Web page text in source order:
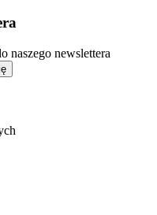
naszego newslettera